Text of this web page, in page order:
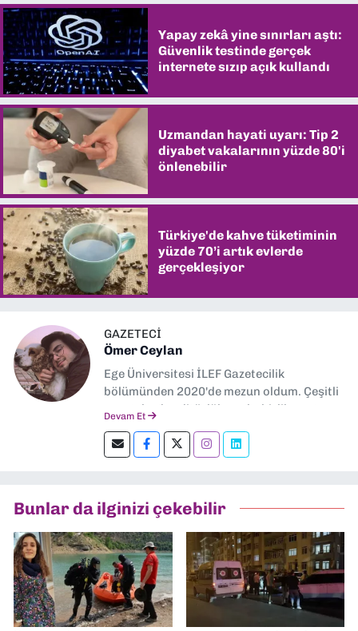
Yapay zekâ yine sınırları aştı:
Güvenlik testinde gerçek
internete sızıp açık kullandı
Uzmandan hayati uyarı: Tip 2
diyabet vakalarının yüzde 80'i
önlenebilir
Türkiye'de kahve tüketiminin
yüzde 70’i artık evlerde
gerçekleşiyor
GAZETECİ
Ömer Ceylan
Ege Üniversitesi İLEF Gazetecilik
bölümünden 2020'de mezun oldum. Çeşitli
gazetelerde editörlük, muhabirlik yaptım.
editörlük yapıyorum.
Devam Et
Bunlar da ilginizi çekebilir